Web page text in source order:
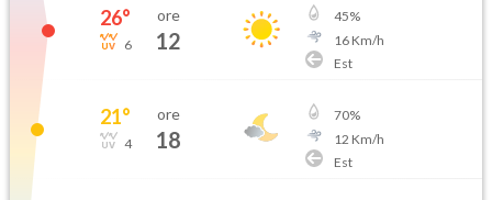
26°
6
ore
12
45%
16Km/h
Est
21°
4
ore
18
70%
12 Km/h
Est